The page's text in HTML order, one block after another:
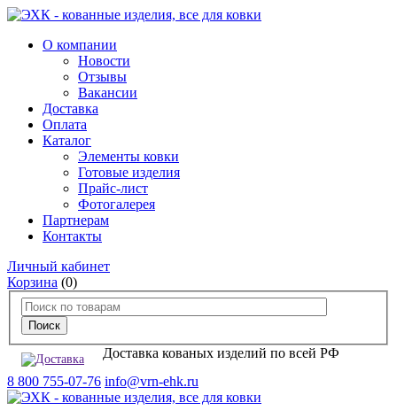
О компании
Новости
Отзывы
Вакансии
Доставка
Оплата
Каталог
Элементы ковки
Готовые изделия
Прайс-лист
Фотогалерея
Партнерам
Контакты
Личный кабинет
Корзина (0)
Доставка кованых изделий по всей РФ
8 800 755-07-76 info@vrn-ehk.ru